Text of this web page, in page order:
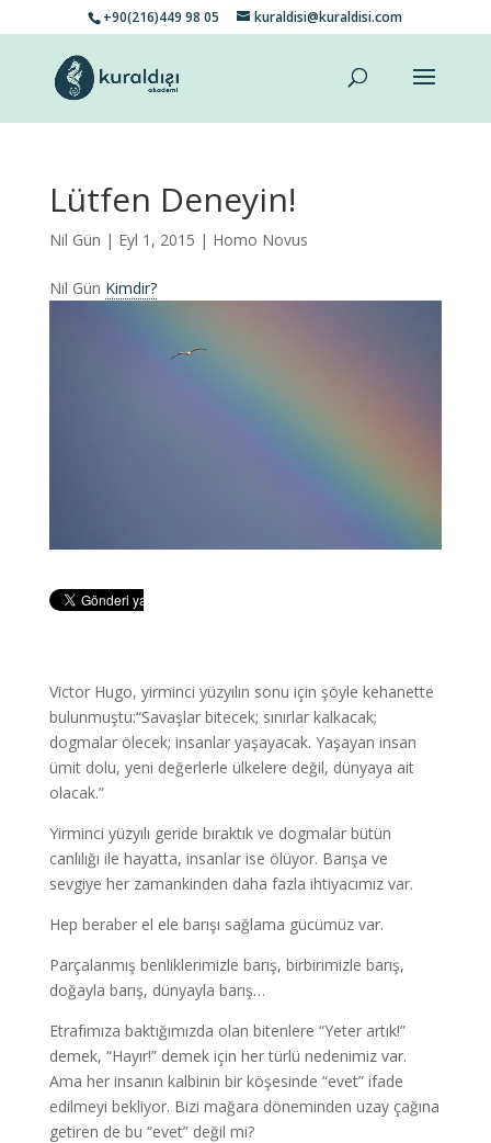
+90(216)449 98 05 kuraldisi@kuraldisi.com
Lütfen Deneyin!
Nil Gün | Eyl 1, 2015 | Homo Novus
Nil Gün Kimdir?
Victor Hugo, yirminci yüzyılın sonu için şöyle kehanette
bulunmuştu:“Savaşlar bitecek; sınırlar kalkacak;
dogmalar ölecek; insanlar yaşayacak. Yaşayan insan
ümit dolu, yeni değerlerle ülkelere değil, dünyaya ait
olacak.”
Yirminci yüzyılı geride bıraktık ve dogmalar bütün
canlılığı ile hayatta, insanlar ise ölüyor. Barışa ve
sevgiye her zamankinden daha fazla ihtiyacımız var.
Hep beraber el ele barışı sağlama gücümüz var.
Parçalanmış benliklerimizle barış, birbirimizle barış,
doğayla barış, dünyayla barış…
Etrafımıza baktığımızda olan bitenlere “Yeter artık!”
demek, “Hayır!” demek için her türlü nedenimiz var.
Ama her insanın kalbinin bir köşesinde “evet” ifade
edilmeyi bekliyor. Bizi mağara döneminden uzay çağına
getiren de bu “evet” değil mi?